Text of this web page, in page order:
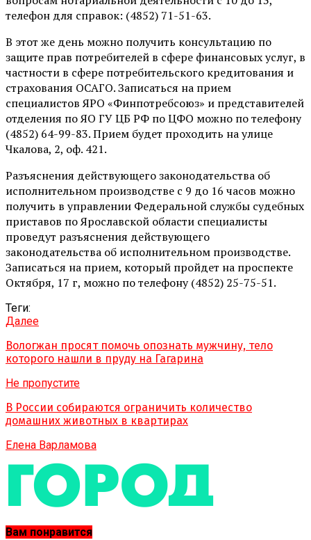
телефон для справок: (4852) 71-51-63.
В этот же день можно получить консультацию по
защите прав потребителей в сфере финансовых услуг, в
частности в сфере потребительского кредитования и
страхования ОСАГО. Записаться на прием
специалистов ЯРО «Финпотребсоюз» и представителей
отделения по ЯО ГУ ЦБ РФ по ЦФО можно по телефону
(4852) 64-99-83. Прием будет проходить на улице
Чкалова, 2, оф. 421.
Разъяснения действующего законодательства об
исполнительном производстве с 9 до 16 часов можно
получить в управлении Федеральной службы судебных
приставов по Ярославской области специалисты
проведут разъяснения действующего
законодательства об исполнительном производстве.
Записаться на прием, который пройдет на проспекте
Октября, 17 г, можно по телефону (4852) 25-75-51.
Теги:
Далее
Вологжан просят помочь опознать мужчину, тело
которого нашли в пруду на Гагарина
Не пропустите
В России собираются ограничить количество
домашних животных в квартирах
Елена Варламова
Вам понравится